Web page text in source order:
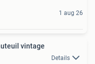
1 aug 26
vintage
Details